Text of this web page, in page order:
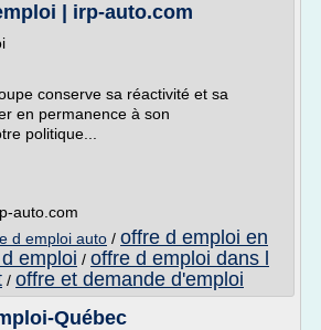
| irp-auto.com
conserve sa réactivité et sa
en permanence à son
politique...
auto.com
d emploi auto / offre d emploi en
emploi / offre d emploi dans l
/ offre et demande d'emploi
Québec